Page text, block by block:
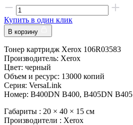
Купить в один клик
В корзину
Тонер картридж Xerox 106R03583
Производитель: Xerox
Цвет: черный
Объем и ресурс: 13000 копий
Серия: VersaLink
Номер: B400DN B400, B405DN B405
Габариты : 20 × 40 × 15 см
Производители : Xerox